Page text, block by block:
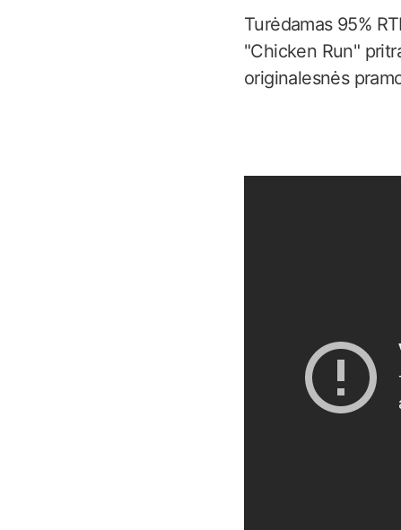
Turėdamas 95%
"Chicken Run"
originalesnės